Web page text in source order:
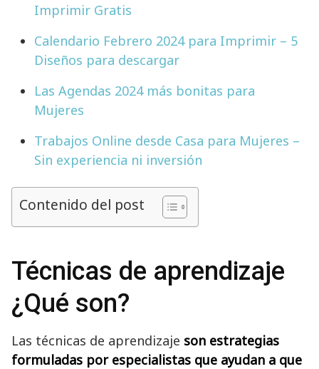
Imprimir Gratis
Calendario Febrero 2024 para Imprimir – 5
Diseños para descargar
Las Agendas 2024 más bonitas para
Mujeres
Trabajos Online desde Casa para Mujeres –
Sin experiencia ni inversión
Contenido del post
Técnicas de aprendizaje
¿Qué son?
Las técnicas de aprendizaje son estrategias
formuladas por especialistas que ayudan a que